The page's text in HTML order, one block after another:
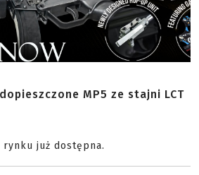
MP5 ze stajni LCT
już dostępna.